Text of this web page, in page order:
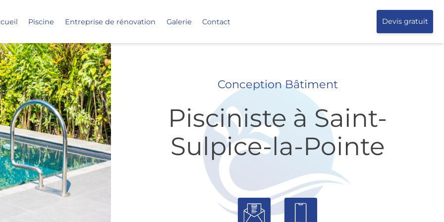
Piscine Entreprise de rénovation Galerie Contact Devis gratuit
Conception Bâtiment
Pisciniste à Saint-
Sulpice-la-Pointe